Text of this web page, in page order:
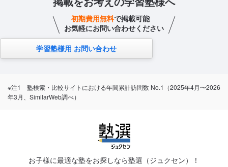
初期費用無料で掲載可能
お気軽にお問い合わせください
学習塾様用 お問い合わせ
※注1 塾検索・比較サイトにおける年間累計訪問数 No.1（2025年4月〜2026
年3月、SimilarWeb調べ）
お子様に最適な塾をお探しなら塾選（ジュクセン）！